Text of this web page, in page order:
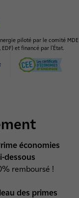
piloté par le comité MDE
et financé par l’État.
économies
dessous
remboursé !
des primes